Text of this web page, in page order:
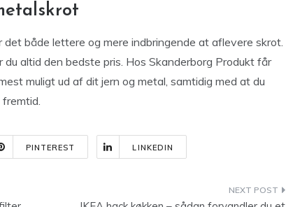
det både lettere og mere indbringende at aflevere skrot.
altid den bedste pris. Hos Skanderborg Produkt får
muligt ud af dit jern og metal, samtidig med at du
PINTEREST LINKEDIN